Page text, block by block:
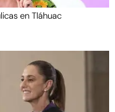
en Tláhuac